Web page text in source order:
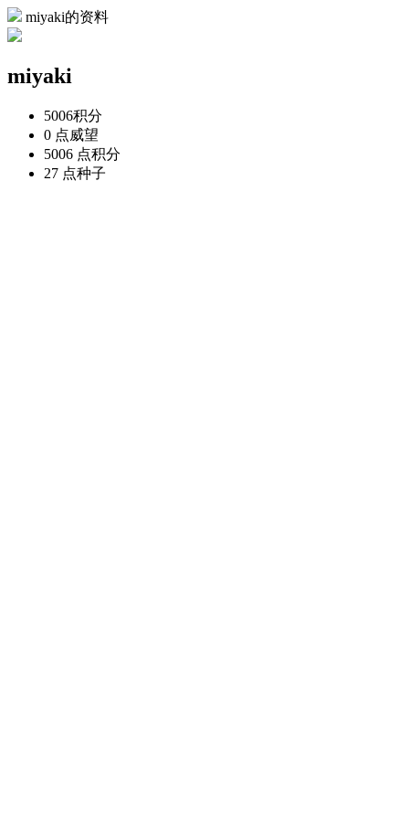
miyaki的资料
miyaki
5006积分
0 点威望
5006 点积分
27 点种子